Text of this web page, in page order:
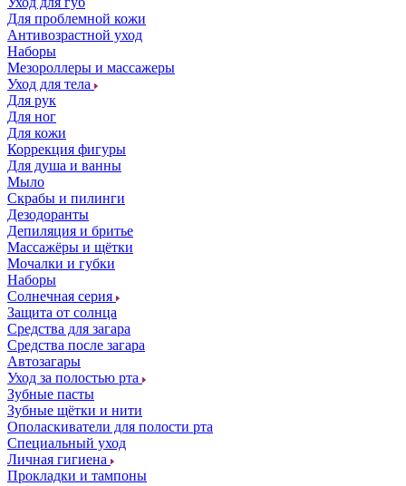
Для проблемной кожи
Антивозрастной уход
Наборы
Мезороллеры и массажеры
Уход для тела
Для рук
Для ног
Для кожи
Коррекция фигуры
Для душа и ванны
Мыло
Скрабы и пилинги
Дезодоранты
Депиляция и бритье
Массажёры и щётки
Мочалки и губки
Наборы
Солнечная серия
Защита от солнца
Средства для загара
Средства после загара
Автозагары
Уход за полостью рта
Зубные пасты
Зубные щётки и нити
Ополаскиватели для полости рта
Специальный уход
Личная гигиена
Прокладки и тампоны